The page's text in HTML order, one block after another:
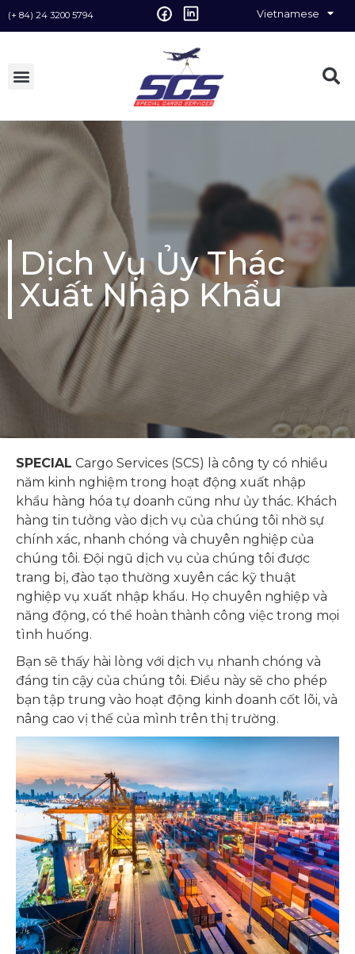
(+ 84) 24 3200 5794 Vietnamese
English
Dịch Vụ Ủy Thác
Xuất Nhập Khẩu
SPECIAL Cargo Services (SCS) là công ty có nhiều
năm kinh nghiệm trong hoạt động xuất nhập
khẩu hàng hóa tự doanh cũng như ủy thác. Khách
hàng tin tưởng vào dịch vụ của chúng tôi nhờ sự
chính xác, nhanh chóng và chuyên nghiệp của
chúng tôi. Đội ngũ dịch vụ của chúng tôi được
trang bị, đào tạo thường xuyên các kỹ thuật
nghiệp vụ xuất nhập khẩu. Họ chuyên nghiệp và
năng động, có thể hoàn thành công việc trong mọi
tình huống.
Bạn sẽ thấy hài lòng với dịch vụ nhanh chóng và
đáng tin cậy của chúng tôi. Điều này sẽ cho phép
bạn tập trung vào hoạt động kinh doanh cốt lõi, và
nâng cao vị thế của mình trên thị trường.